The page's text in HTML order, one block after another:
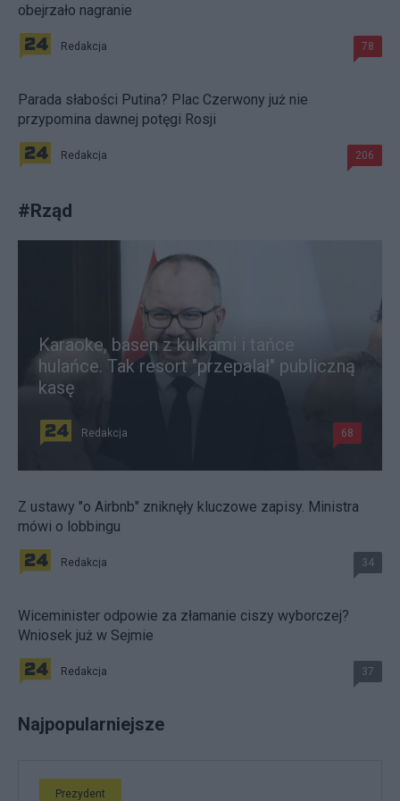
obejrzało nagranie
Redakcja 78
Parada słabości Putina? Plac Czerwony już nie
przypomina dawnej potęgi Rosji
Redakcja 206
#Rząd
Karaoke, basen z kulkami i tańce
hulańce. Tak resort "przepalał" publiczną
kasę
Redakcja 68
Z ustawy "o Airbnb" zniknęły kluczowe zapisy. Ministra
mówi o lobbingu
Redakcja 34
Wiceminister odpowie za złamanie ciszy wyborczej?
Wniosek już w Sejmie
Redakcja 37
Najpopularniejsze
Prezydent